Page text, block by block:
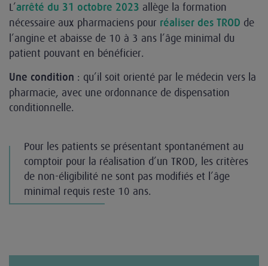
L’arrêté du 31 octobre 2023 allège la formation
nécessaire aux pharmaciens pour réaliser des TROD de
l’angine et abaisse de 10 à 3 ans l’âge minimal du
patient pouvant en bénéficier.
Une condition : qu’il soit orienté par le médecin vers la
pharmacie, avec une ordonnance de dispensation
conditionnelle.
Pour les patients se présentant spontanément au
comptoir pour la réalisation d’un TROD, les critères
de non-éligibilité ne sont pas modifiés et l’âge
minimal requis reste 10 ans.